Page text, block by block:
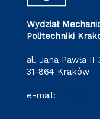
Wydział
Politechniki
al. Jana Pawła II
31-864 Kraków
e-mail: